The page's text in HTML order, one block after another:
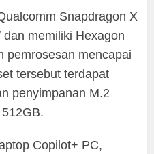
Snapdragon X
memiliki Hexagon
pemrosesan mencapai
tersebut terdapat
penyimpanan M.2
Copilot+ PC,